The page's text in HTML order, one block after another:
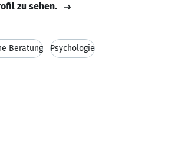
zu sehen.
Beratung Psychologie